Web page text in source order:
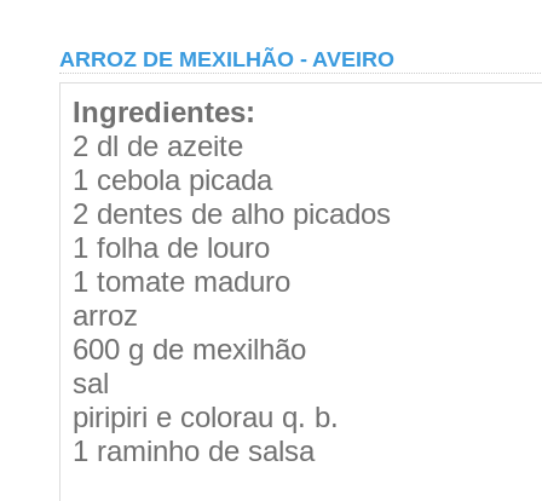
ARROZ DE MEXILHÃO - AVEIRO
Ingredientes:
2 dl de azeite
1 cebola picada
2 dentes de alho picados
1 folha de louro
1 tomate maduro
arroz
600 g de mexilhão
sal
piripiri e colorau q. b.
1 raminho de salsa